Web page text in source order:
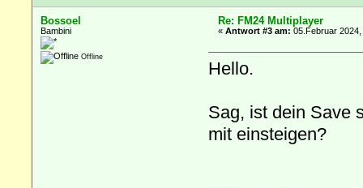
Bossoel
Bambini
Offline
Re: FM24 Multiplayer
«Antwort #3 am: 05.Februar
Hello.
Sag, ist dein Save
mit einsteigen?